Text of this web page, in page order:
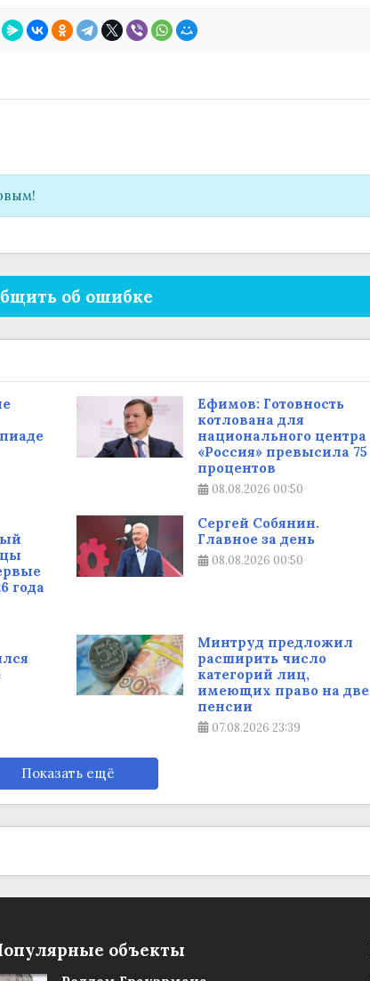
об ошибке
Ефимов: Готовность
котлована для
национального центра
«Россия» превысила 75
процентов
08.08.2026 00:50
года
Сергей Собянин.
Главное за день
08.08.2026 00:50
Минтруд предложил
расширить число
категорий лиц,
имеющих право на две
пенсии
07.08.2026 23:39
Показать ещё
объекты